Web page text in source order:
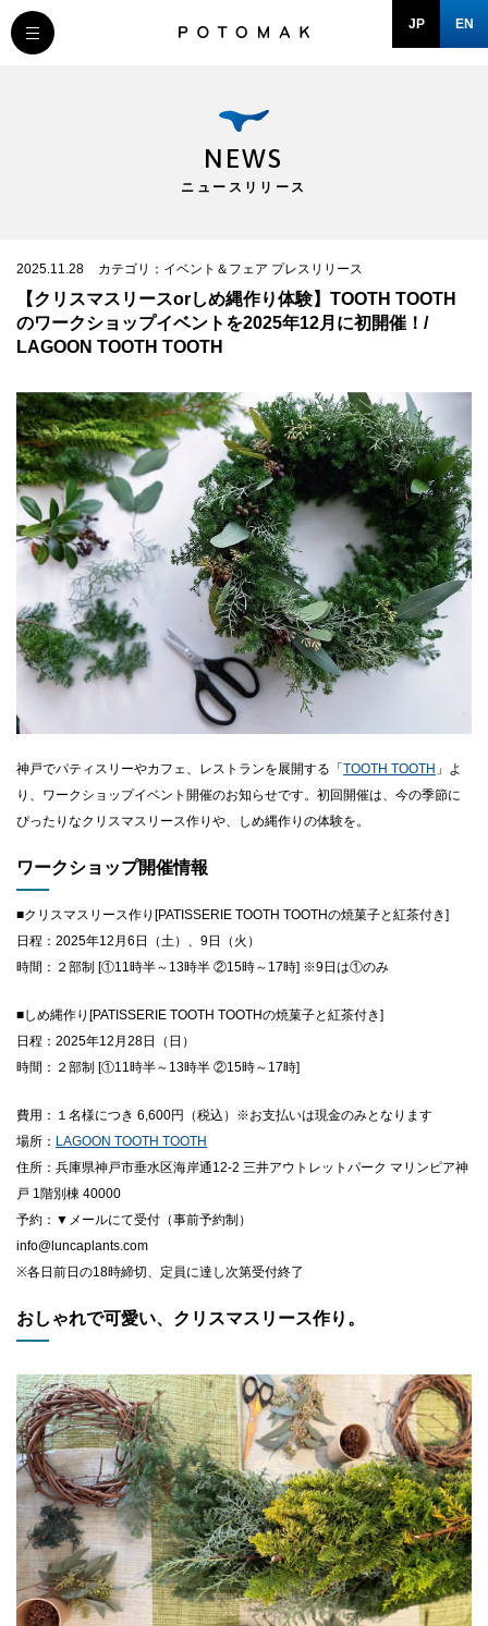
JP EN
COMPANY
DOMAIN
RECRUIT
NEWS
CLOSE
NEWS
ニュースリリース
2025.11.28 カテゴリ：イベント＆フェア プレスリリース
【クリスマスリースorしめ縄作り体験】TOOTH TOOTH
のワークショップイベントを2025年12月に初開催！/
LAGOON TOOTH TOOTH
神戸でパティスリーやカフェ、レストランを展開する「 TOOTH TOOTH 」よ
り、ワークショップイベント開催のお知らせです。初回開催は、今の季節に
ぴったりなクリスマスリース作りや、しめ縄作りの体験を。
ワークショップ開催情報
■クリスマスリース作り[PATISSERIE TOOTH TOOTHの焼菓子と紅茶付き]
日程：2025年12月6日（土）、9日（火）
時間：２部制 [①11時半～13時半 ②15時～17時] ※9日は①のみ
■しめ縄作り[PATISSERIE TOOTH TOOTHの焼菓子と紅茶付き]
日程：2025年12月28日（日）
時間：２部制 [①11時半～13時半 ②15時～17時]
費用：１名様につき 6,600円（税込）※お支払いは現金のみとなります
場所： LAGOON TOOTH TOOTH
住所：兵庫県神戸市垂水区海岸通12-2 三井アウトレットパーク マリンピア神
戸 1階別棟 40000
予約：▼メールにて受付（事前予約制）
info@luncaplants.com
※各日前日の18時締切、定員に達し次第受付終了
おしゃれで可愛い、クリスマスリース作り。